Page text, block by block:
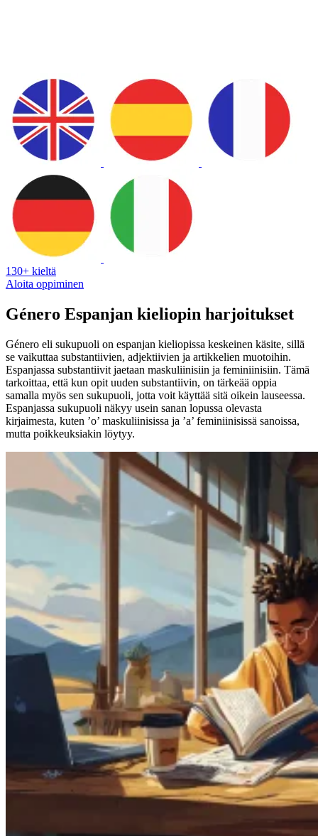
130+ kieltä
Aloita oppiminen
Género Espanjan kieliopin harjoitukset
Género eli sukupuoli on espanjan kieliopissa keskeinen käsite, sillä
se vaikuttaa substantiivien, adjektiivien ja artikkelien muotoihin.
Espanjassa substantiivit jaetaan maskuliinisiin ja feminiinisiin. Tämä
tarkoittaa, että kun opit uuden substantiivin, on tärkeää oppia
samalla myös sen sukupuoli, jotta voit käyttää sitä oikein lauseessa.
Espanjassa sukupuoli näkyy usein sanan lopussa olevasta
kirjaimesta, kuten ’o’ maskuliinisissa ja ’a’ feminiinisissä sanoissa,
mutta poikkeuksiakin löytyy.